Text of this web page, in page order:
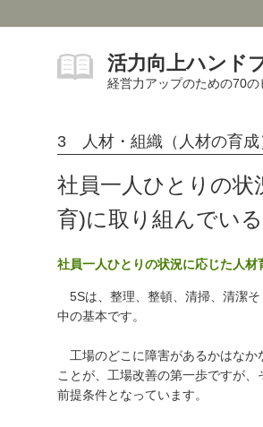
活力向上ハンド
経営力アップのための70
3 人材・組織（人材の育成
社員一人ひとりの状
育)に取り組んでいる
社員一人ひとりの状況に応じた人
5Sは、整理、整頓、清掃、清潔
中の基本です。
工場のどこに障害があるかはなか
ことが、工場改善の第一歩ですが
前提条件となっています。